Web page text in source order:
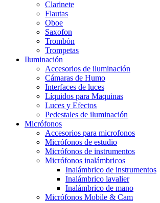
Clarinete
Flautas
Oboe
Saxofon
Trombón
Trompetas
Iluminación
Accesorios de iluminación
Cámaras de Humo
Interfaces de luces
Líquidos para Maquinas
Luces y Efectos
Pedestales de iluminación
Micrófonos
Accesorios para microfonos
Micrófonos de estudio
Micrófonos de instrumentos
Micrófonos inalámbricos
Inalámbrico de instrumentos
Inalámbrico lavalier
Inalámbrico de mano
Micrófonos Mobile & Cam